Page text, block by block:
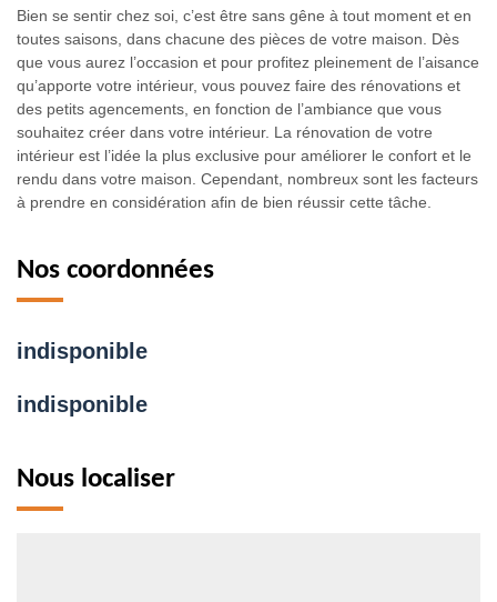
Bien se sentir chez soi, c’est être sans gêne à tout moment et en
toutes saisons, dans chacune des pièces de votre maison. Dès
que vous aurez l’occasion et pour profitez pleinement de l’aisance
qu’apporte votre intérieur, vous pouvez faire des rénovations et
des petits agencements, en fonction de l’ambiance que vous
souhaitez créer dans votre intérieur. La rénovation de votre
intérieur est l’idée la plus exclusive pour améliorer le confort et le
rendu dans votre maison. Cependant, nombreux sont les facteurs
à prendre en considération afin de bien réussir cette tâche.
Nos coordonnées
indisponible
indisponible
Nous localiser